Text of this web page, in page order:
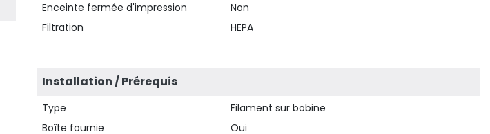
Enceinte fermée d'impression
Non
Filtration
HEPA
Installation / Prérequis
Type
Filament sur bobine
Boîte fournie
Oui